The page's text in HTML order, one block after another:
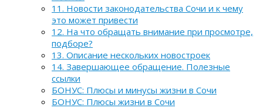
11. Новости законодательства Сочи и к чему
это может привести
12. На что обращать внимание при просмотре,
подборе?
13. Описание нескольких новостроек
14. Завершающее обращение. Полезные
ссылки
БОНУС: Плюсы и минусы жизни в Сочи
БОНУС: Плюсы жизни в Сочи